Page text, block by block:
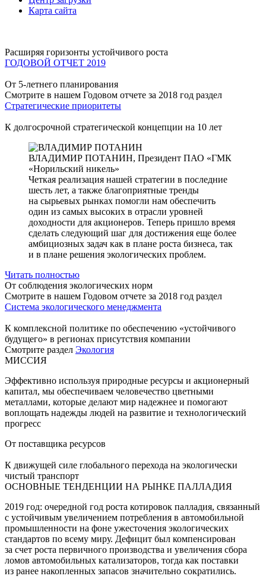
Карта сайта
Расширяя горизонты устойчивого роста
ГОДОВОЙ ОТЧЕТ 2019
От 5-летнего планирования
Смотрите в нашем Годовом отчете за 2018 год раздел
Стратегические приоритеты
К долгосрочной стратегической концепции на 10 лет
ВЛАДИМИР ПОТАНИН, Президент ПАО «ГМК
«Норильский никель»
Четкая реализация нашей стратегии в последние
шесть лет, а также благоприятные тренды
на сырьевых рынках помогли нам обеспечить
один из самых высоких в отрасли уровней
доходности для акционеров. Теперь пришло время
сделать следующий шаг для достижения еще более
амбициозных задач как в плане роста бизнеса, так
и в плане решения экологических проблем.
Читать полностью
От соблюдения экологических норм
Смотрите в нашем Годовом отчете за 2018 год раздел
Система экологического менеджмента
К комплексной политике по обеспечению «устойчивого
будущего» в регионах присутствия компании
Смотрите раздел Экология
МИССИЯ
Эффективно используя природные ресурсы и акционерный
капитал, мы обеспечиваем человечество цветными
металлами, которые делают мир надежнее и помогают
воплощать надежды людей на развитие и технологический
прогресс
От поставщика ресурсов
К движущей силе глобального перехода на экологически
чистый транспорт
ОСНОВНЫЕ ТЕНДЕНЦИИ НА РЫНКЕ ПАЛЛАДИЯ
2019 год: очередной год роста котировок палладия, связанный
с устойчивым увеличением потребления в автомобильной
промышленности на фоне ужесточения экологических
стандартов по всему миру. Дефицит был компенсирован
за счет роста первичного производства и увеличения сбора
ломов автомобильных катализаторов, тогда как поставки
из ранее накопленных запасов значительно сократились.